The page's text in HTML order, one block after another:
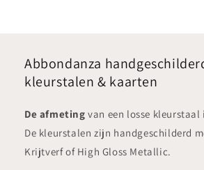
Abbondanza
kleurstalen & kaarten
De afmetingvan een losse kleurstaal
De kleurstalen zijn handgeschilderd
Krijtverf of High Gloss Metallic.